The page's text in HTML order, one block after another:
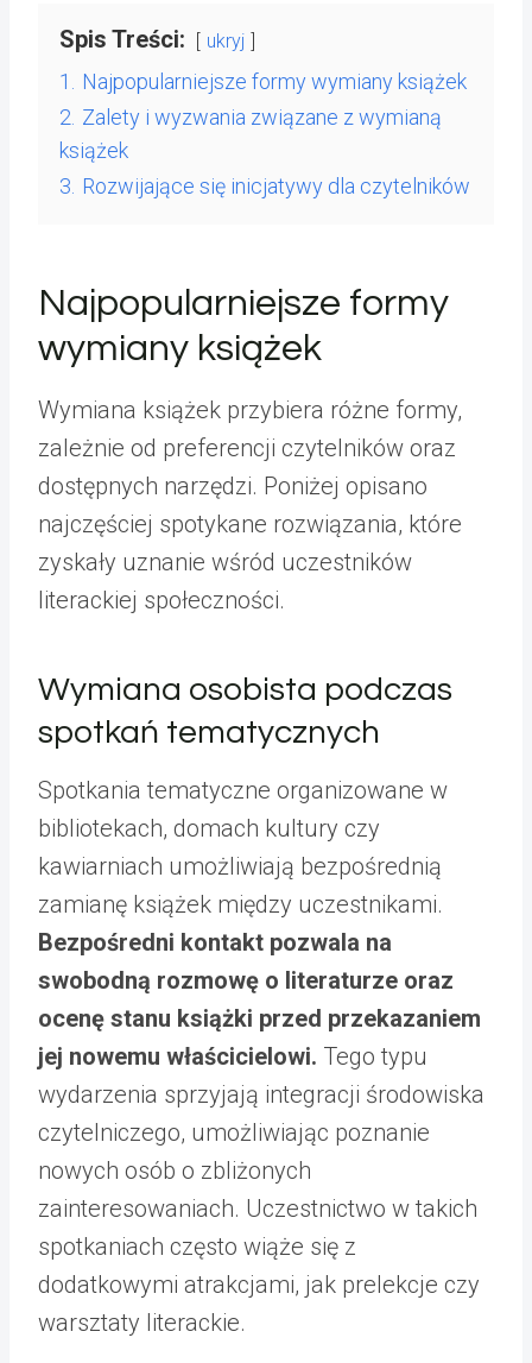
Spis Treści: ukryj
1.
Najpopularniejsze formy wymiany książek
2. Zalety i wyzwania związane z wymianą
książek
3. Rozwijające się inicjatywy dla czytelników
Najpopularniejsze formy
wymiany książek
Wymiana książek przybiera różne formy,
zależnie od preferencji czytelników oraz
dostępnych narzędzi. Poniżej opisano
najczęściej spotykane rozwiązania, które
zyskały uznanie wśród uczestników
literackiej społeczności.
Wymiana osobista podczas
spotkań tematycznych
Spotkania tematyczne organizowane w
bibliotekach, domach kultury czy
kawiarniach umożliwiają bezpośrednią
zamianę książek między uczestnikami.
Bezpośredni kontakt pozwala na
swobodną rozmowę o literaturze oraz
ocenę stanu książki przed przekazaniem
jej nowemu właścicielowi. Tego typu
wydarzenia sprzyjają integracji środowiska
czytelniczego, umożliwiając poznanie
nowych osób o zbliżonych
zainteresowaniach. Uczestnictwo w takich
spotkaniach często wiąże się z
dodatkowymi atrakcjami, jak prelekcje czy
warsztaty literackie.